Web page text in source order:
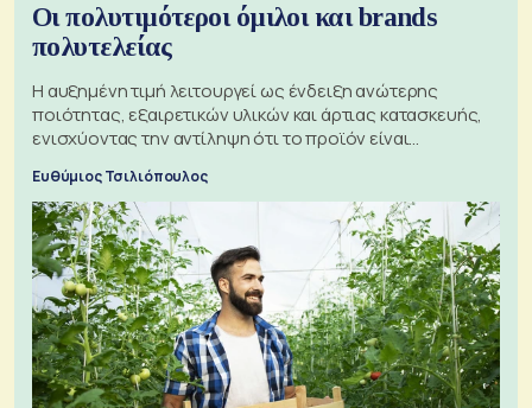
Οι πολυτιμότεροι όμιλοι και brands
πολυτελείας
Η αυξημένη τιμή λειτουργεί ως ένδειξη ανώτερης
ποιότητας, εξαιρετικών υλικών και άρτιας κατασκευής,
ενισχύοντας την αντίληψη ότι το προϊόν είναι
Ευθύμιος Τσιλιόπουλος